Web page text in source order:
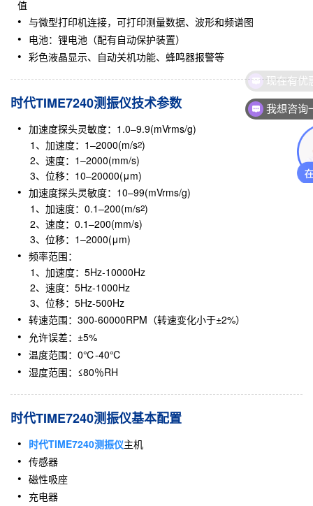
值
与微型打印机连接，可打印测量数据、波形和频谱图
电池：锂电池（配有自动保护装置）
彩色液晶显示、自动关机功能、蜂鸣器报警等
时代TIME7240测振仪技术参数
加速度探头灵敏度：1.0–9.9(mVrms/g)
1、加速度：1–2000(m/s2)
2、速度：1–2000(mm/s)
3、位移：10–20000(μm)
加速度探头灵敏度：10–99(mVrms/g)
1、加速度：0.1–200(m/s2)
2、速度：0.1–200(mm/s)
3、位移：1–2000(μm)
频率范围：
1、加速度：5Hz-10000Hz
2、速度：5Hz-1000Hz
3、位移：5Hz-500Hz
转速范围：300-60000RPM（转速变化小于±2%）
允许误差：±5%
温度范围：0℃-40℃
湿度范围：≤80％RH
时代TIME7240测振仪基本配置
时代TIME7240测振仪主机
传感器
磁性吸座
充电器
我想咨询
现在有优